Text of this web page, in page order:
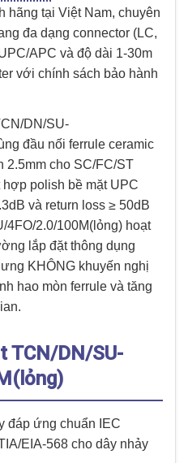
hãng tại Việt Nam, chuyên
đa dạng connector (LC,
APC và độ dài 1-30m
với chính sách bảo hành
DN/SU-
đầu nối ferrule ceramic
2.5mm cho SC/FC/ST
hợp polish bề mặt UPC
và return loss ≥ 50dB
4FO/2.0/100M(lỏng) hoạt
lắp đặt thông dụng
KHÔNG khuyến nghị
hao mòn ferrule và tăng
TCN/DN/SU-
đáp ứng chuẩn IEC
EIA-568 cho dây nhảy